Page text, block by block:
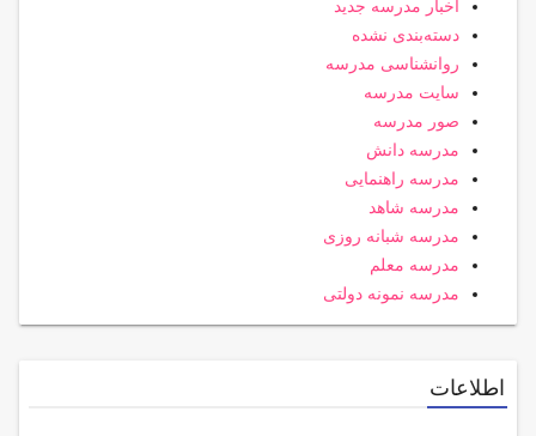
اخبار مدرسه جدید
دسته‌بندی نشده
روانشناسی مدرسه
سایت مدرسه
صور مدرسه
مدرسه دانش
مدرسه راهنمایی
مدرسه شاهد
مدرسه شبانه روزی
مدرسه معلم
مدرسه نمونه دولتی
اطلاعات